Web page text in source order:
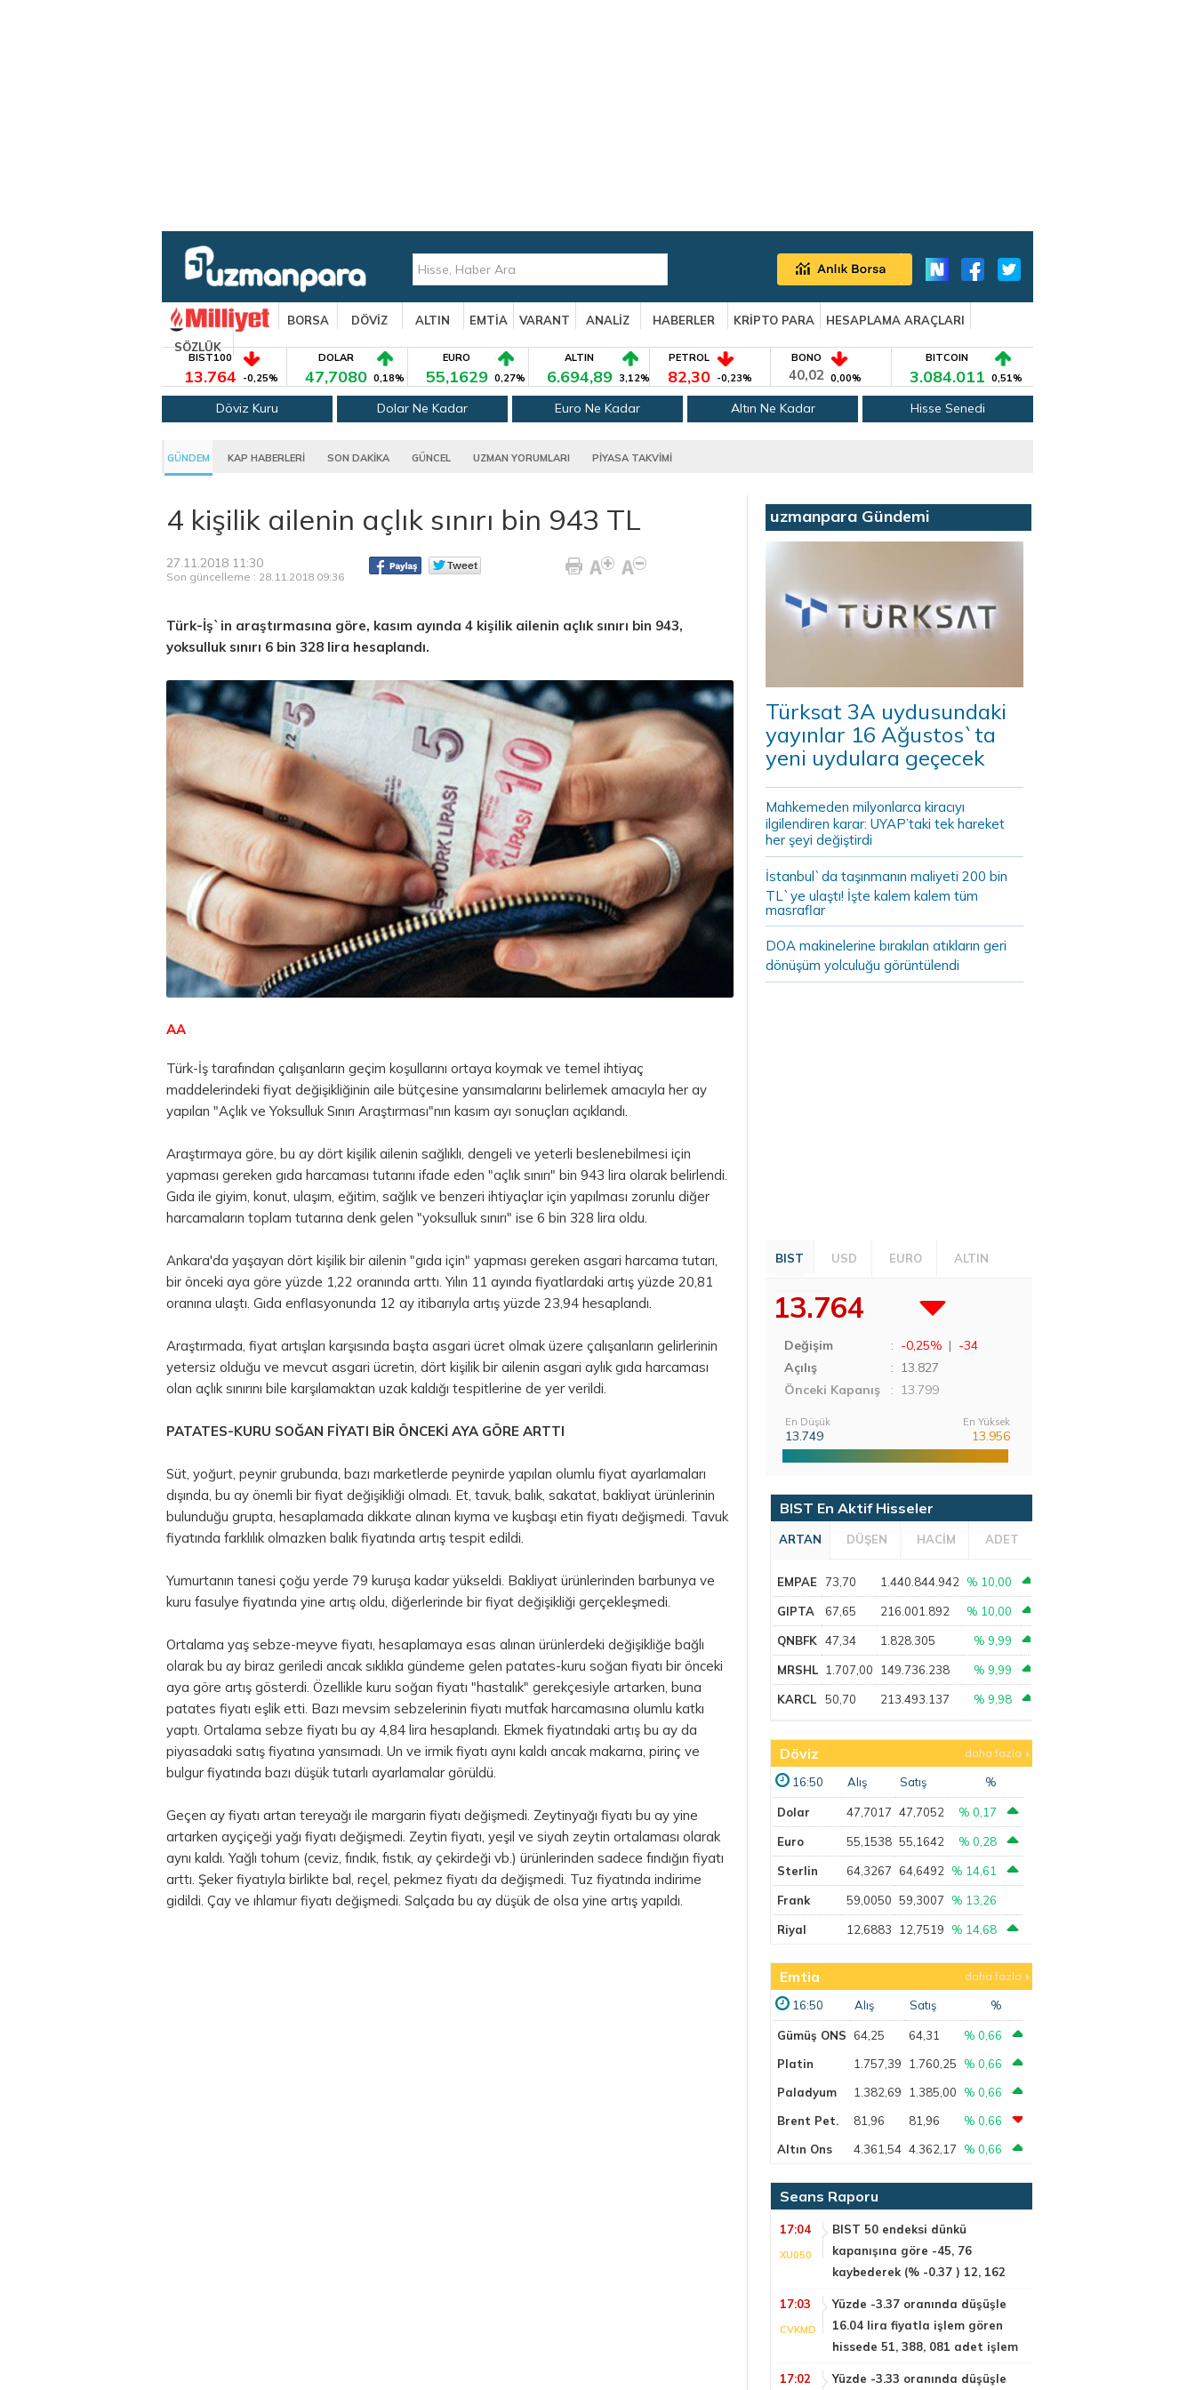
BORSA DÖVİZ ALTIN EMTİA VARANT ANALİZ HABERLER KRİPTO PARA
HESAPLAMA ARAÇLARI
SÖZLÜK
BIST100
13.764 -0,25%
DOLAR
47,7080 0,18%
EURO
55,1629 0,27%
ALTIN
6.694,89 3,12%
PETROL
82,30 -0,23%
BONO
40,02 0,00%
BITCOIN
3.084.011 0,51%
Döviz Kuru Dolar Ne Kadar Euro Ne Kadar Altın Ne Kadar Hisse Senedi
GÜNDEM KAP HABERLERİ SON DAKİKA GÜNCEL UZMAN YORUMLARI PİYASA TAKVİMİ
4 kişilik ailenin açlık sınırı bin 943 TL
27.11.2018 11:30
Son güncelleme : 28.11.2018 09:36
Türk-İş`in araştırmasına göre, kasım ayında 4 kişilik ailenin açlık sınırı bin 943,
yoksulluk sınırı 6 bin 328 lira hesaplandı.
AA
Türk-İş tarafından çalışanların geçim koşullarını ortaya koymak ve temel ihtiyaç
maddelerindeki fiyat değişikliğinin aile bütçesine yansımalarını belirlemek amacıyla her ay
yapılan "Açlık ve Yoksulluk Sınırı Araştırması"nın kasım ayı sonuçları açıklandı.
Araştırmaya göre, bu ay dört kişilik ailenin sağlıklı, dengeli ve yeterli beslenebilmesi için
yapması gereken gıda harcaması tutarını ifade eden "açlık sınırı" bin 943 lira olarak belirlendi.
Gıda ile giyim, konut, ulaşım, eğitim, sağlık ve benzeri ihtiyaçlar için yapılması zorunlu diğer
harcamaların toplam tutarına denk gelen "yoksulluk sınırı" ise 6 bin 328 lira oldu.
Ankara'da yaşayan dört kişilik bir ailenin "gıda için" yapması gereken asgari harcama tutarı,
bir önceki aya göre yüzde 1,22 oranında arttı. Yılın 11 ayında fiyatlardaki artış yüzde 20,81
oranına ulaştı. Gıda enflasyonunda 12 ay itibarıyla artış yüzde 23,94 hesaplandı.
Araştırmada, fiyat artışları karşısında başta asgari ücret olmak üzere çalışanların gelirlerinin
yetersiz olduğu ve mevcut asgari ücretin, dört kişilik bir ailenin asgari aylık gıda harcaması
olan açlık sınırını bile karşılamaktan uzak kaldığı tespitlerine de yer verildi.
PATATES-KURU SOĞAN FİYATI BİR ÖNCEKİ AYA GÖRE ARTTI
Süt, yoğurt, peynir grubunda, bazı marketlerde peynirde yapılan olumlu fiyat ayarlamaları
dışında, bu ay önemli bir fiyat değişikliği olmadı. Et, tavuk, balık, sakatat, bakliyat ürünlerinin
bulunduğu grupta, hesaplamada dikkate alınan kıyma ve kuşbaşı etin fiyatı değişmedi. Tavuk
fiyatında farklılık olmazken balık fiyatında artış tespit edildi.
Yumurtanın tanesi çoğu yerde 79 kuruşa kadar yükseldi. Bakliyat ürünlerinden barbunya ve
kuru fasulye fiyatında yine artış oldu, diğerlerinde bir fiyat değişikliği gerçekleşmedi.
Ortalama yaş sebze-meyve fiyatı, hesaplamaya esas alınan ürünlerdeki değişikliğe bağlı
olarak bu ay biraz geriledi ancak sıklıkla gündeme gelen patates-kuru soğan fiyatı bir önceki
aya göre artış gösterdi. Özellikle kuru soğan fiyatı "hastalık" gerekçesiyle artarken, buna
patates fiyatı eşlik etti. Bazı mevsim sebzelerinin fiyatı mutfak harcamasına olumlu katkı
yaptı. Ortalama sebze fiyatı bu ay 4,84 lira hesaplandı. Ekmek fiyatındaki artış bu ay da
piyasadaki satış fiyatına yansımadı. Un ve irmik fiyatı aynı kaldı ancak makarna, pirinç ve
bulgur fiyatında bazı düşük tutarlı ayarlamalar görüldü.
Geçen ay fiyatı artan tereyağı ile margarin fiyatı değişmedi. Zeytinyağı fiyatı bu ay yine
artarken ayçiçeği yağı fiyatı değişmedi. Zeytin fiyatı, yeşil ve siyah zeytin ortalaması olarak
aynı kaldı. Yağlı tohum (ceviz, fındık, fıstık, ay çekirdeği vb.) ürünlerinden sadece fındığın fiyatı
arttı. Şeker fiyatıyla birlikte bal, reçel, pekmez fiyatı da değişmedi. Tuz fiyatında indirime
gidildi. Çay ve ıhlamur fiyatı değişmedi. Salçada bu ay düşük de olsa yine artış yapıldı.
uzmanpara Gündemi
Türksat 3A uydusundaki
yayınlar 16 Ağustos`ta
yeni uydulara geçecek
Mahkemeden milyonlarca kiracıyı
ilgilendiren karar: UYAP’taki tek hareket
her şeyi değiştirdi
İstanbul`da taşınmanın maliyeti 200 bin
TL`ye ulaştı! İşte kalem kalem tüm
masraflar
DOA makinelerine bırakılan atıkların geri
dönüşüm yolculuğu görüntülendi
BIST USD EURO ALTIN
13.764
Değişim : -0,25% | -34
Açılış
: 13.827
Önceki Kapanış
: 13.799
En Düşük
13.749
En Yüksek
13.956
BIST En Aktif Hisseler
ARTAN DÜŞEN HACİM ADET
EMPAE 73,70 1.440.844.942 % 10,00
GIPTA 67,65 216.001.892 % 10,00
QNBFK 47,34 1.828.305 % 9,99
MRSHL 1.707,00 149.736.238 % 9,99
KARCL 50,70 213.493.137 % 9,98
Döviz daha fazla
16:50 Alış Satış %
Dolar 47,7017 47,7052 % 0,17
Euro 55,1538 55,1642 % 0,28
Sterlin 64,3267 64,6492 % 14,61
Frank 59,0050 59,3007 % 13,26
Riyal 12,6883 12,7519 % 14,68
Emtia daha fazla
16:50 Alış Satış %
Gümüş ONS 64,25 64,31
% 0,66
Platin
1.757,39 1.760,25
% 0,66
Paladyum
1.382,69 1.385,00
% 0,66
Brent Pet.
81,96 81,96
% 0,66
Altın Ons
4.361,54 4.362,17 % 0,66
Seans Raporu
17:04
XU050
BIST 50 endeksi dünkü
kapanışına göre -45, 76
kaybederek (% -0.37 ) 12, 162
17:03
CVKMD
Yüzde -3.37 oranında düşüşle
16.04 lira fiyatla işlem gören
hissede 51, 388, 081 adet işlem
17:02
Yüzde -3.33 oranında düşüşle